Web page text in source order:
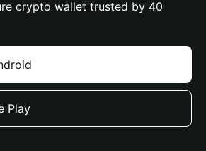
crypto wallet trusted by 40
Play